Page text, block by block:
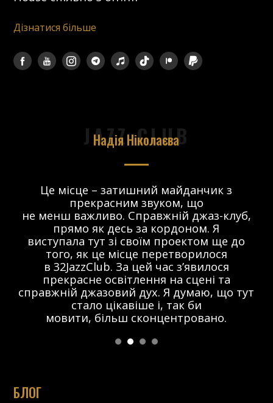
Дізнатися більше
JAZZ CLUB
Надія Ніколаєва
Це місце – затишний майданчик з
прекрасним звуком, що
не менш важливо. Справжній джаз-клуб,
прямо як десь за кордоном. Я
виступала тут зі своїм проектом ще до
того, як це місце перетворилося
в 32JazzClub. За цей час з’явилося
прекрасне освітлення на сцені та
справжній джазовий дух. Я думаю, що тут
стало цікавіше і, так би
мовити, більш сконцентровано.
БЛОГ